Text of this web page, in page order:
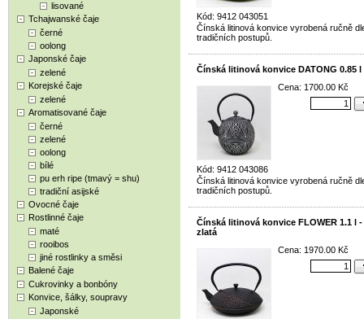
lisované
Tchajwanské čaje
černé
oolong
Japonské čaje
zelené
Korejské čaje
zelené
Aromatisované čaje
černé
zelené
oolong
bílé
pu erh ripe (tmavý = shu)
tradiční asijské
Ovocné čaje
Rostlinné čaje
maté
rooibos
jiné rostlinky a směsi
Balené čaje
Cukrovinky a bonbóny
Konvice, šálky, soupravy
Japonské
Kód: 9412 043051
Čínská litinová konvice vyrobená ručně
tradičních postupů.
Čínská litinová konvice DATONG 0.85 l
Kód: 9412 043086
Cena: 1700.00 Kč
Čínská litinová konvice vyrobená ručně
tradičních postupů.
Čínská litinová konvice FLOWER 1.1 l
zlatá
Cena: 1970.00 Kč